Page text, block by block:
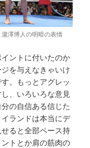
澤博人の明暗の表情
ントに付いたのか
を与えなきゃいけ
。もっとアグレッ
、いろいろな意見
の自信ある信じた
ランドは本当にデ
ると全部ペース持
トとか肩の筋肉の